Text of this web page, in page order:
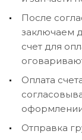
После
заключаем
счет для
Оплата
оформлении
Отправка